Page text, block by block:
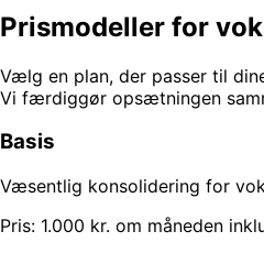
Prismodeller for
Vælg en plan, der passer til
Vi færdiggør opsætningen
Basis
Væsentlig konsolidering for
Pris: 1.000 kr. om måneden